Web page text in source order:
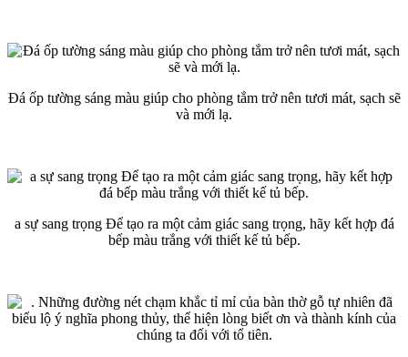
Đá ốp tường sáng màu giúp cho phòng tắm trở nên tươi mát, sạch sẽ
và mới lạ.
a sự sang trọng Để tạo ra một cảm giác sang trọng, hãy kết hợp đá
bếp màu trắng với thiết kế tủ bếp.